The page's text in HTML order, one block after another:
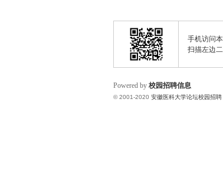
手机访问
扫描左边
Powered by 校园招聘信息
© 2001-2020 安徽医科大学论坛校园招聘